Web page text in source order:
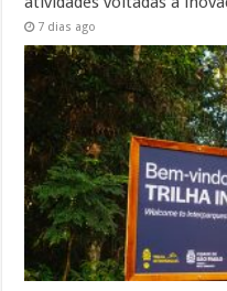
7 dias ago